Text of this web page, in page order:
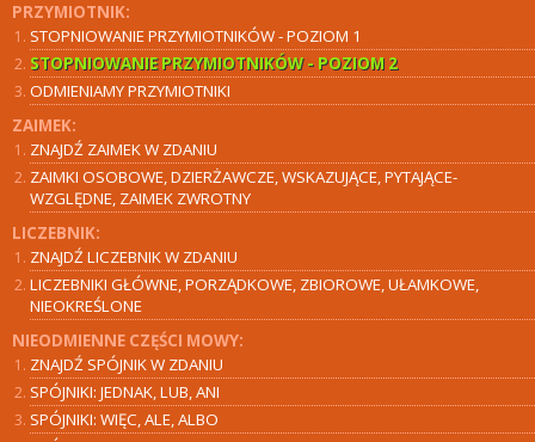
PRZYMIOTNIK:
STOPNIOWANIE PRZYMIOTNIKÓW - POZIOM 1
STOPNIOWANIE PRZYMIOTNIKÓW - POZIOM 2
ODMIENIAMY PRZYMIOTNIKI
ZAIMEK:
ZNAJDŹ ZAIMEK W ZDANIU
ZAIMKI OSOBOWE, DZIERŻAWCZE, WSKAZUJĄCE, PYTAJĄCE-
WZGLĘDNE, ZAIMEK ZWROTNY
LICZEBNIK:
ZNAJDŹ LICZEBNIK W ZDANIU
LICZEBNIKI GŁÓWNE, PORZĄDKOWE, ZBIOROWE, UŁAMKOWE,
NIEOKREŚLONE
NIEODMIENNE CZĘŚCI MOWY:
ZNAJDŹ SPÓJNIK W ZDANIU
SPÓJNIKI: JEDNAK, LUB, ANI
SPÓJNIKI: WIĘC, ALE, ALBO